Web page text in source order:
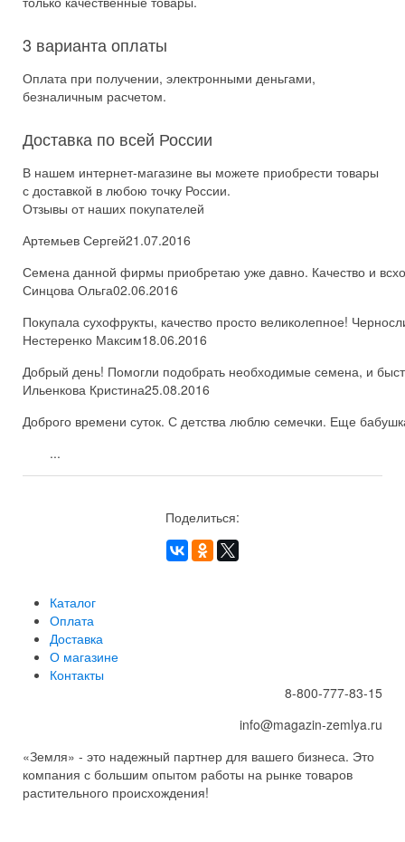
3 варианта оплаты
Оплата при получении, электронными деньгами,
безналичным расчетом.
Доставка по всей России
В нашем интернет-магазине вы можете приобрести товары
с доставкой в любою точку России.
Отзывы от наших покупателей
Артемьев Сергей21.07.2016
Семена данной фирмы приобретаю уже давно. Качество и
Синцова Ольга02.06.2016
Покупала сухофрукты, качество просто великолепное!
Нестеренко Максим18.06.2016
Добрый день! Помогли подобрать необходимые семена, и
Ильенкова Кристина25.08.2016
Доброго времени суток. С детства люблю семечки. Еще
...
Поделиться:
Каталог
Оплата
Доставка
О магазине
Контакты
8-800-777-83-15
info@magazin-zemlya.ru
«Земля» - это надежный партнер для вашего бизнеса. Это
компания с большим опытом работы на рынке товаров
растительного происхождения!